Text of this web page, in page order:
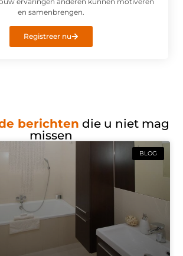
en samenbrengen.
Registreer nu
berichten die u niet mag
missen
BLOG